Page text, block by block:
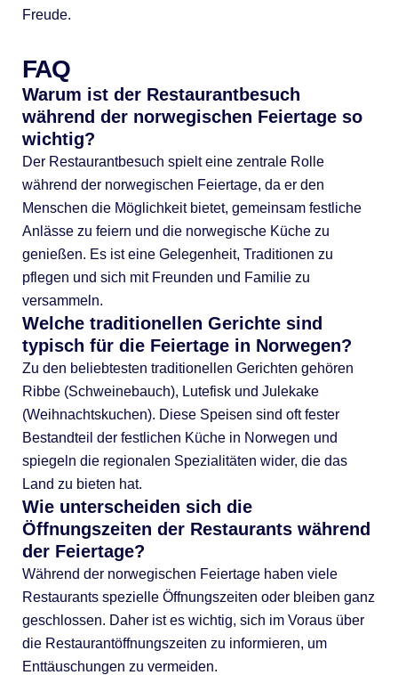
Freude.
FAQ
Warum ist der Restaurantbesuch
während der norwegischen Feiertage so
wichtig?
Der Restaurantbesuch spielt eine zentrale Rolle
während der norwegischen Feiertage, da er den
Menschen die Möglichkeit bietet, gemeinsam festliche
Anlässe zu feiern und die norwegische Küche zu
genießen. Es ist eine Gelegenheit, Traditionen zu
pflegen und sich mit Freunden und Familie zu
versammeln.
Welche traditionellen Gerichte sind
typisch für die Feiertage in Norwegen?
Zu den beliebtesten traditionellen Gerichten gehören
Ribbe (Schweinebauch), Lutefisk und Julekake
(Weihnachtskuchen). Diese Speisen sind oft fester
Bestandteil der festlichen Küche in Norwegen und
spiegeln die regionalen Spezialitäten wider, die das
Land zu bieten hat.
Wie unterscheiden sich die
Öffnungszeiten der Restaurants während
der Feiertage?
Während der norwegischen Feiertage haben viele
Restaurants spezielle Öffnungszeiten oder bleiben ganz
geschlossen. Daher ist es wichtig, sich im Voraus über
die Restaurantöffnungszeiten zu informieren, um
Enttäuschungen zu vermeiden.